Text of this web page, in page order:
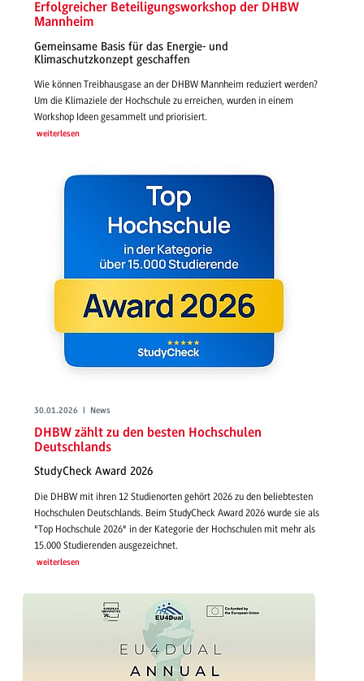
Erfolgreicher Beteiligungsworkshop der DHBW
Mannheim
Gemeinsame Basis für das Energie- und
Klimaschutzkonzept geschaffen
Wie können Treibhausgase an der DHBW Mannheim reduziert werden?
Um die Klimaziele der Hochschule zu erreichen, wurden in einem
Workshop Ideen gesammelt und priorisiert.
weiterlesen
30.01.2026 | News
DHBW zählt zu den besten Hochschulen
Deutschlands
StudyCheck Award 2026
Die DHBW mit ihren 12 Studienorten gehört 2026 zu den beliebtesten
Hochschulen Deutschlands. Beim StudyCheck Award 2026 wurde sie als
"Top Hochschule 2026" in der Kategorie der Hochschulen mit mehr als
15.000 Studierenden ausgezeichnet.
weiterlesen